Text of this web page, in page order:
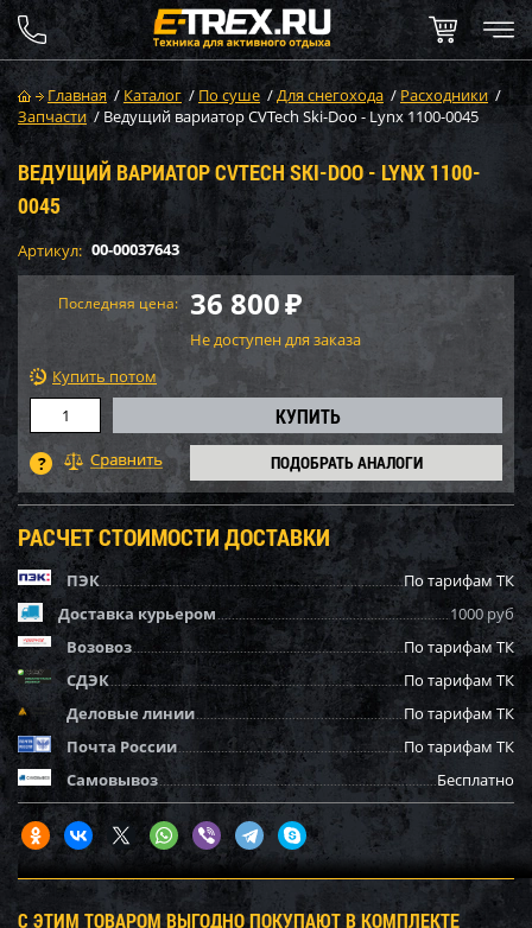
Главная / Каталог / По суше /Для снегохода /Расходники /
Запчасти / Ведущий вариатор CVTech Ski-Doo - Lynx 1100-0045
ВЕДУЩИЙ ВАРИАТОР CVTECH SKI-DOO - LYNX 1100-
0045
Артикул: 00-00037643
Последняя цена: 36 800₽
Не доступен для заказа
Купить потом
ПОДОБРАТЬ АНАЛОГИ
РАСЧЕТ СТОИМОСТИ ДОСТАВКИ
ПЭК
По тарифам ТК
Доставка курьером
1000 руб
Возовоз
По тарифам ТК
СДЭК
По тарифам ТК
Деловые линии
По тарифам ТК
Почта России
По тарифам ТК
Самовывоз
Бесплатно
С ЭТИМ ТОВАРОМ ВЫГОДНО ПОКУПАЮТ В КОМПЛЕКТЕ